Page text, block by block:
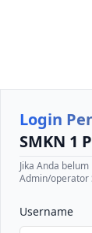
Login
SMKN 1
Jika Anda
Admin/operator
Username